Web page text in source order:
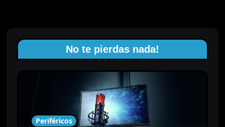
No te pierdas nada!
Periféricos